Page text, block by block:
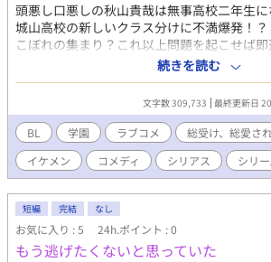
頭悪し口悪しの秋山貴哉は無事高校二年生に
城山高校の新しいクラス分けに不満爆発！
こぼれの集まり？これ以上問題を起こせば
気楽で良いじゃねぇか」と貴哉の性格上、深
け入れる事にした。だがここでも貴哉にと
ていた。他のクラスには無い定期的に行わ
追い込まれる貴哉。そして更に同じクラス
を登校させると言うハードルの高い問題も！
れてしまった恋人の空とも、新一年生の登場
る！ 波瀾万丈のドタバタラブコメディシリー
男×ヤンキー 他にもカップル出て来ます。
多めですが、性的描写、暴力描写も有りま
紙は超絶人見知りの数馬くんです。本当はも
す。 貴哉視点の話です。 ※印がついている
の話になってます。
続きを読む
文字数 309,733 最終更新日
BL 学園 ラブコメ 総受け、総愛さ
イケメン
コメディ シリアス シリ
短編 完結 なし
お気に入り : 5 24h.ポイント : 0
もう逃げたくないと思っていた